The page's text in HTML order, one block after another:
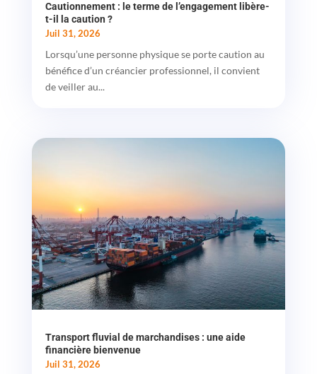
Cautionnement : le terme de l’engagement libère-
t-il la caution ?
Juil 31, 2026
Lorsqu’une personne physique se porte caution au
bénéfice d’un créancier professionnel, il convient
de veiller au...
Transport fluvial de marchandises : une aide
financière bienvenue
Juil 31, 2026